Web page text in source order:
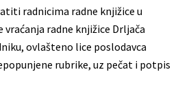
radnicima radne knjižice u
radne knjižice Drljača
ovlašteno lice poslodavca
rubrike, uz pečat i potpis